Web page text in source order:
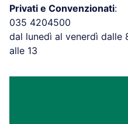
Privati e Convenzionati:
035 4204500
dal lunedì al venerdì dalle
alle 13